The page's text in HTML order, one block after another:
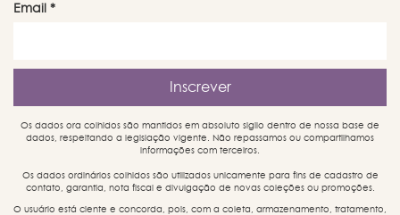
Email *
Os dados ora colhidos são mantidos em absoluto sigilo dentro de nossa base de
dados, respeitando a legislação vigente. Não repassamos ou compartilhamos
informações com terceiros.
Os dados ordinários colhidos são utilizados unicamente para fins de cadastro de
contato, garantia, nota fiscal e divulgação de novas coleções ou promoções.
O usuário está ciente e concorda, pois, com a coleta, armazenamento, tratamento,